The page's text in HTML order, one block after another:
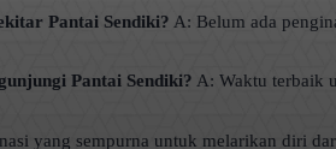
Pantai Sendiki? A: Belum ada
Pantai Sendiki? A: Waktu terbaik
yang sempurna untuk melarikan diri